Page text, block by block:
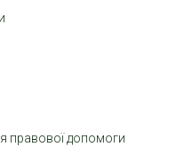
правової допомоги